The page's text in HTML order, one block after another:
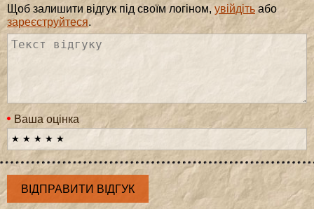
Щоб залишити відгук під своїм логіном, увійдіть або
зареєструйтеся.
Ваша оцінка